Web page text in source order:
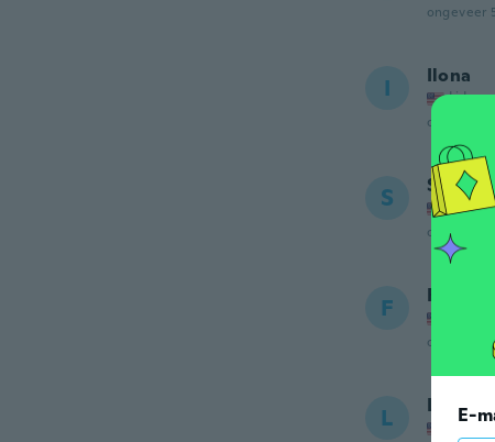
ongeveer
I Ilona
Lid
ongeveer
S Sheila
Lid
ongeveer
F Faye
Lid
ongeveer
L Linda
Lid
E-